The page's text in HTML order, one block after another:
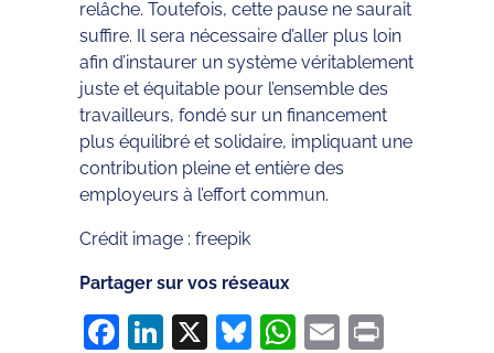
relâche. Toutefois, cette pause ne saurait
suffire. Il sera nécessaire d’aller plus loin
afin d’instaurer un système véritablement
juste et équitable pour l’ensemble des
travailleurs, fondé sur un financement
plus équilibré et solidaire, impliquant une
contribution pleine et entière des
employeurs à l’effort commun.
Crédit image : freepik
Partager sur vos réseaux
Facebook
LinkedIn
X Bluesky
WhatsApp
Email